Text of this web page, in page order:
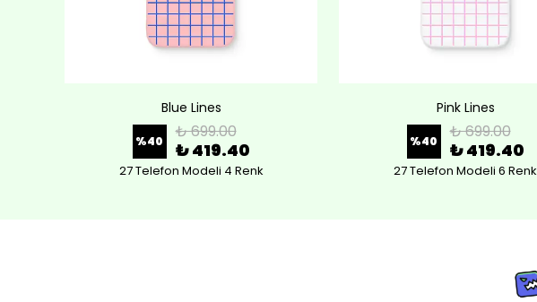
Blue Lines
%40 ₺ 699.00
₺ 419.40
27 Telefon Modeli 4 Renk
Pink Lines
%40 ₺ 699.00
₺ 419.40
27 Telefon Modeli 6 Renk